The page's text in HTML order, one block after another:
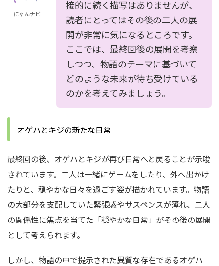
にゃんナビ
接的に続く描写はありませんが、
読者にとってはその後の二人の展
開が非常に気になるところです。
ここでは、最終回後の展開を考察
しつつ、物語のテーマに基づいて
どのような未来が待ち受けている
のかを考えてみましょう。
オゲハとキジの新たな日常
最終回の後、オゲハとキジが再び日常へと戻ることが示唆
されています。二人は一緒にゲームをしたり、外へ出かけ
たりと、穏やかな日々を過ごす姿が描かれています。物語
の大部分を支配していた緊張感やサスペンスが薄れ、二人
の関係性に焦点を当てた「穏やかな日常」がその後の展開
として考えられます。
しかし、物語の中で提示された異質な存在であるオゲハ